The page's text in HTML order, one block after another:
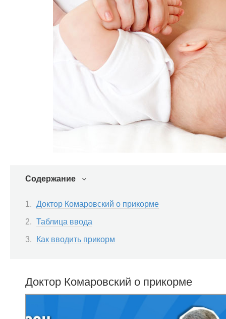
Содержание
Доктор Комаровский о прикорме
Таблица ввода
Как вводить прикорм
Доктор Комаровский о прикорме